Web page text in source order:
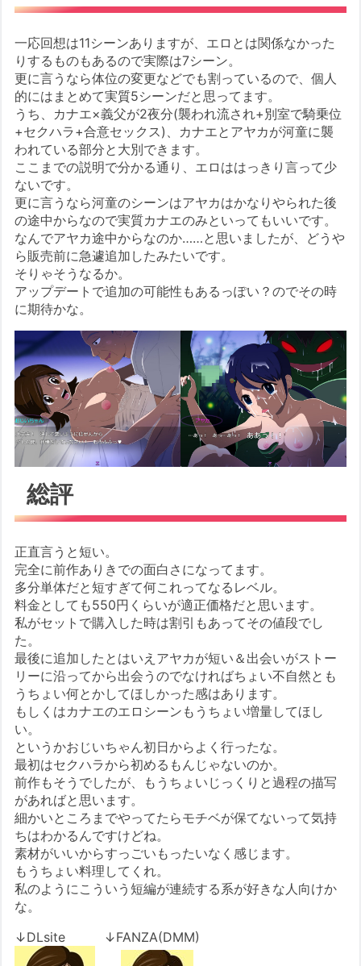
一応回想は11シーンありますが、エロとは関係なかった
りするものもあるので実際は7シーン。
更に言うなら体位の変更などでも割っているので、個人
的にはまとめて実質5シーンだと思ってます。
うち、カナエ×義父が2夜分(襲われ流され+別室で騎乗位
+セクハラ+合意セックス)、カナエとアヤカが河童に襲
われている部分と大別できます。
ここまでの説明で分かる通り、エロははっきり言って少
ないです。
更に言うなら河童のシーンはアヤカはかなりやられた後
の途中からなので実質カナエのみといってもいいです。
なんでアヤカ途中からなのか……と思いましたが、どうや
ら販売前に急遽追加したみたいです。
そりゃそうなるか。
アップデートで追加の可能性もあるっぽい？のでその時
に期待かな。
総評
正直言うと短い。
完全に前作ありきでの面白さになってます。
多分単体だと短すぎて何これってなるレベル。
料金としても550円くらいが適正価格だと思います。
私がセットで購入した時は割引もあってその値段でし
た。
最後に追加したとはいえアヤカが短い＆出会いがストー
リーに沿ってから出会うのでなければちょい不自然とも
うちょい何とかしてほしかった感はあります。
もしくはカナエのエロシーンもうちょい増量してほし
い。
というかおじいちゃん初日からよく行ったな。
最初はセクハラから初めるもんじゃないのか。
前作もそうでしたが、もうちょいじっくりと過程の描写
があればと思います。
細かいところまでやってたらモチベが保てないって気持
ちはわかるんですけどね。
素材がいいからすっごいもったいなく感じます。
もうちょい料理してくれ。
私のようにこういう短編が連続する系が好きな人向けか
な。
↓DLsite ↓FANZA(DMM)